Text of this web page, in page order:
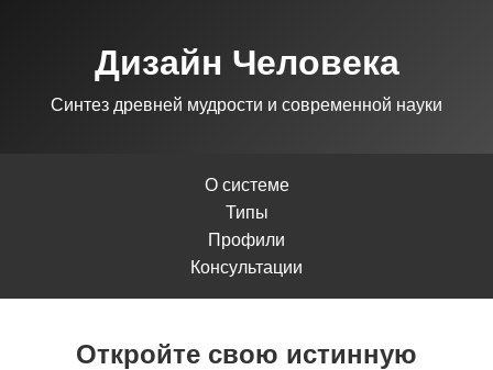
Дизайн Человека
Синтез древней мудрости и современной науки
О системе
Типы
Профили
Консультации
Откройте свою истинную